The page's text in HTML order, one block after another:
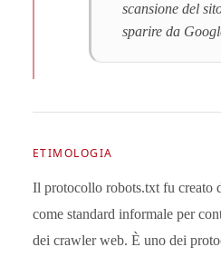
scansione del
sparire da
ETIMOLOGIA
Il protocollo robots.txt fu creato
come standard informale per
dei crawler web. È uno dei